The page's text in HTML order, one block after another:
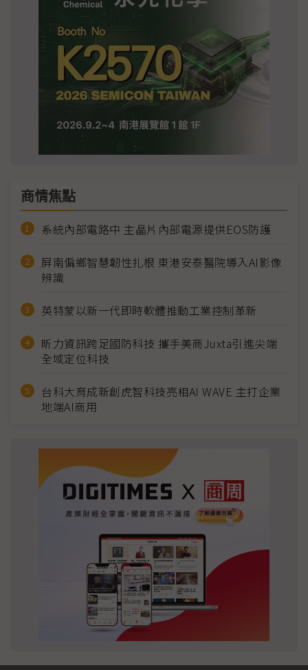
商情焦點
系統內部電路中 主晶片內部電源提供EOS防護
屏南偏鄉智慧韌性扎根 東港安泰醫院導入AI影像
辨識
英特蒙以新一代即時軟體推動工業控制革新
昕力資訊跨足國防科技 攜手美商Juxta引進尖端
全域定位科技
台科大育成新創虎智科技亮相AI WAVE 主打企業
地端AI商用